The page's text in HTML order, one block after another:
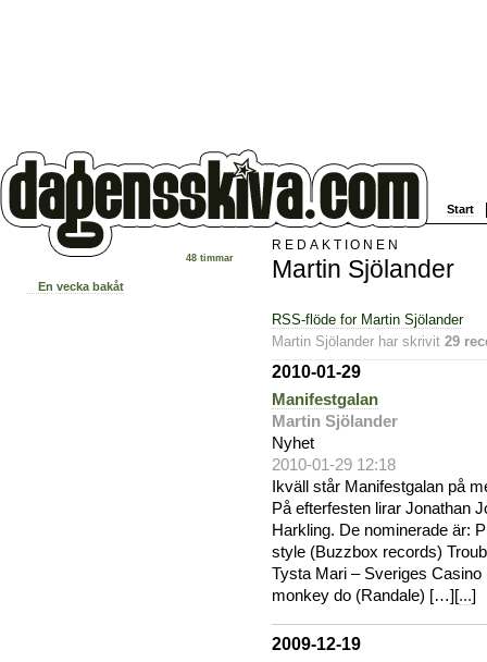
Start
48 timmar
En vecka bakåt
REDAKTIONEN
Martin Sjölander
RSS-flöde for Martin Sjölander
Martin Sjölander har skrivit 29
2010-01-29
Manifestgalan
Martin Sjölander
Nyhet
2010-01-29 12:18
Ikväll står Manifestgalan på
På efterfesten lirar Jonathan
Harkling. De nominerade är:
style (Buzzbox records)
Tysta Mari – Sveriges
monkey do (Randale) […][...]
2009-12-19